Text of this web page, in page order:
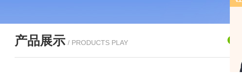
产品展示 / PRODUCTS PLAY